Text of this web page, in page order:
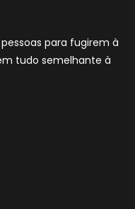
para fugirem à
tudo semelhante à